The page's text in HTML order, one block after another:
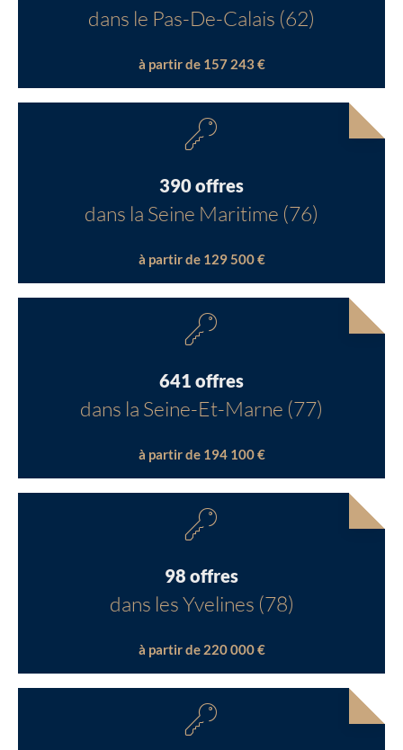
dans le Pas-De-Calais (62)
à partir de 157 243 €
390 offres
dans la Seine Maritime (76)
à partir de 129 500 €
641 offres
dans la Seine-Et-Marne (77)
à partir de 194 100 €
98 offres
dans les Yvelines (78)
à partir de 220 000 €